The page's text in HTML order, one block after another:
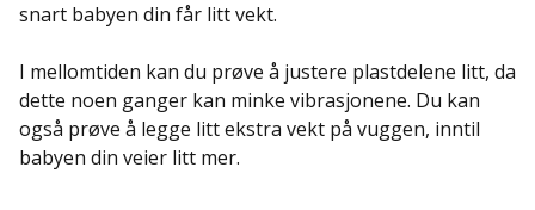
snart babyen din får litt vekt.
I mellomtiden kan du prøve å justere plastdelene litt, da
dette noen ganger kan minke vibrasjonene. Du kan
også prøve å legge litt ekstra vekt på vuggen, inntil
babyen din veier litt mer.